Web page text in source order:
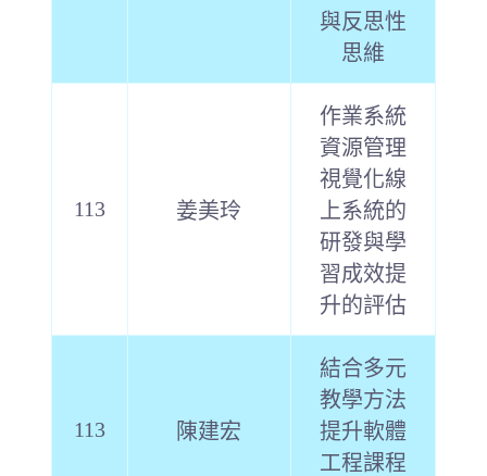
與反思性
思維
113 姜美玲
作業系統
資源管理
視覺化線
上系統的
研發與學
習成效提
升的評估
113 陳建宏
結合多元
教學方法
提升軟體
工程課程